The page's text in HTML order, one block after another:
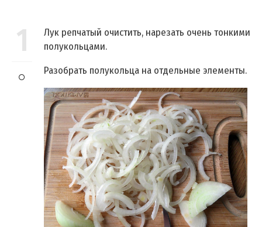
1
Лук репчатый очистить, нарезать очень тонкими
полукольцами.
Разобрать полукольца на отдельные элементы.